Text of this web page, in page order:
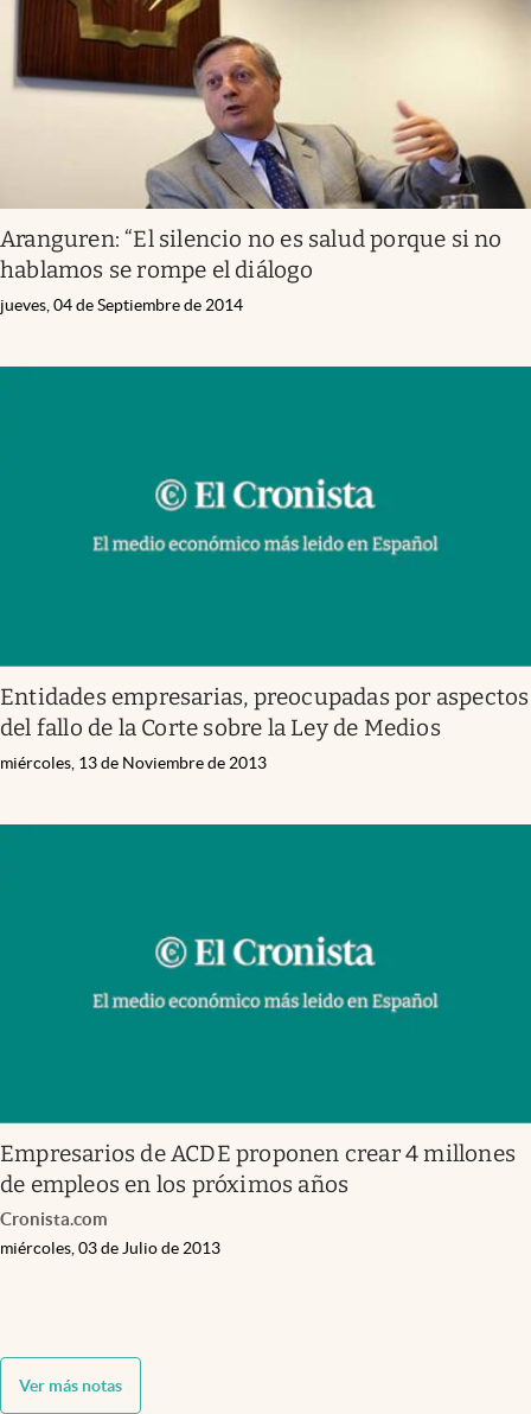
Aranguren: “El silencio no es salud porque si no
hablamos se rompe el diálogo
jueves, 04 de Septiembre de 2014
Entidades empresarias, preocupadas por aspectos
del fallo de la Corte sobre la Ley de Medios
miércoles, 13 de Noviembre de 2013
Empresarios de ACDE proponen crear 4 millones
de empleos en los próximos años
Cronista.com
miércoles, 03 de Julio de 2013
Ver más notas